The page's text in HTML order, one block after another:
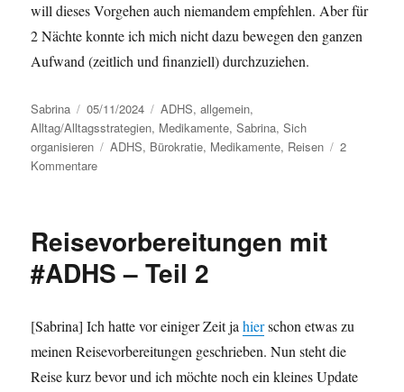
will dieses Vorgehen auch niemandem empfehlen. Aber für
2 Nächte konnte ich mich nicht dazu bewegen den ganzen
Aufwand (zeitlich und finanziell) durchzuziehen.
Autor
Sabrina
Veröffentlicht
am
05/11/2024 Kategorien
ADHS,allgemein,
Alltag/Alltagsstrategien, Medikamente,Sabrina,Sich
organisieren
Schlagwörter
ADHS, Bürokratie, Medikamente, Reisen
2
Kommentare
–
Fazit
Reisevorbereitungen mit
#ADHS – Teil 2
[Sabrina] Ich hatte vor einiger Zeit jahierschon etwas zu
meinen Reisevorbereitungen geschrieben. Nun steht die
Reise kurz bevor und ich möchte noch ein kleines Update